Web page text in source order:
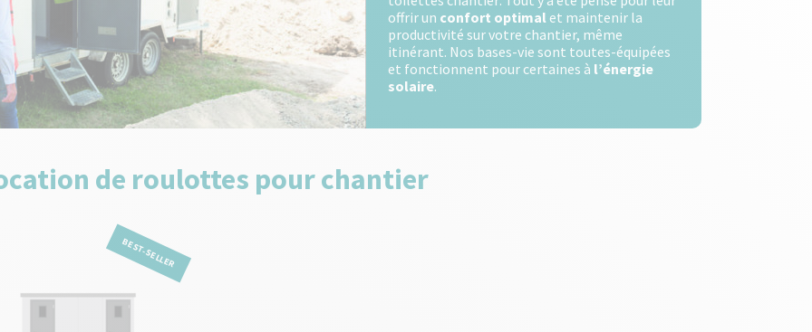
offrir un confort optimal et maintenir la
productivité sur votre chantier, même
itinérant. Nos bases-vie sont toutes-équipées
et fonctionnent pour certaines à l’énergie
solaire.
de roulottes pour chantier
BEST-SELLER